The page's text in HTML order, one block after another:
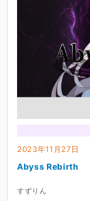
2023年11月27日
Abyss Rebirth
すずりん